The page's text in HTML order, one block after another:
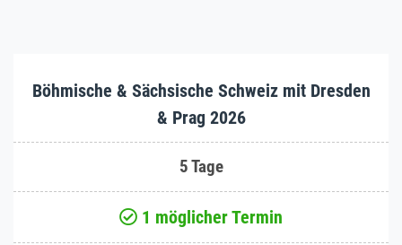
Böhmische & Sächsische Schweiz mit Dresden
& Prag 2026
5 Tage
1 möglicher Termin